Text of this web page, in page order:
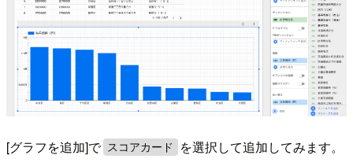
[グラフを追加]で スコアカード を選択して追加してみます。